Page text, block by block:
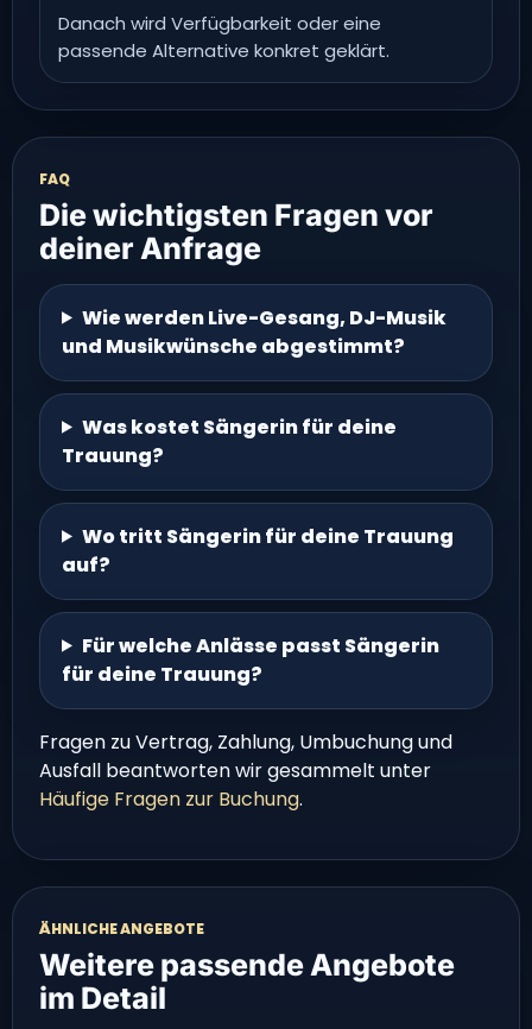
Danach wird Verfügbarkeit oder eine
passende Alternative konkret geklärt.
FAQ
Die wichtigsten Fragen vor
deiner Anfrage
Wie werden Live-Gesang, DJ-Musik
und Musikwünsche abgestimmt?
Was kostet Sängerin für deine
Trauung?
Wo tritt Sängerin für deine Trauung
auf?
Für welche Anlässe passt Sängerin
für deine Trauung?
Fragen zu Vertrag, Zahlung, Umbuchung und
Ausfall beantworten wir gesammelt unter
Häufige Fragen zur Buchung.
ÄHNLICHE ANGEBOTE
Weitere passende Angebote
im Detail